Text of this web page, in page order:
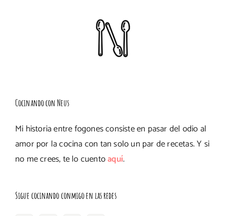
Cocinando con Neus
Mi historia entre fogones consiste en pasar del odio al
amor por la cocina con tan solo un par de recetas. Y si
no me crees, te lo cuentoaquí.
Sigue cocinando conmigo en las redes